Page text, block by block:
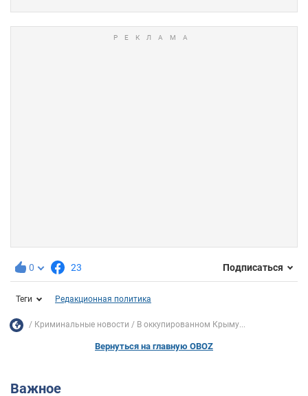
0 23 Подписаться
Теги Редакционная политика
Криминальные новости В оккупированном Крыму...
Вернуться на главную OBOZ
Важное